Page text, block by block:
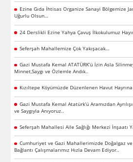
Ezine Gıda İhtisas Organize Sanayi Bölgemize
Uğurlu Olsun…
24 Derslikli Ezine Yahya Çavuş İlkokulumuz
Seferşah Mahallemize Çok Yakışacak…
Gazi Mustafa Kemal ATATÜRK’ü İzin Asla
Minnet,Saygı ve Özlemle Andık..
Kızıltepe Köyümüzde Düzenlenen Havut Hayrına
Gazi Mustafa Kemal Atatürk’ü Aramızdan
ve Saygıyla Anıyoruz..
Seferşah Mahallesi Aile Sağlığı Merkezi İnşaatı
Cumhuriyet ve Gazi Mahallerimizde Doğalgaz
Bağlantı Çalışmalarımız Hızla Devam Ediyor..